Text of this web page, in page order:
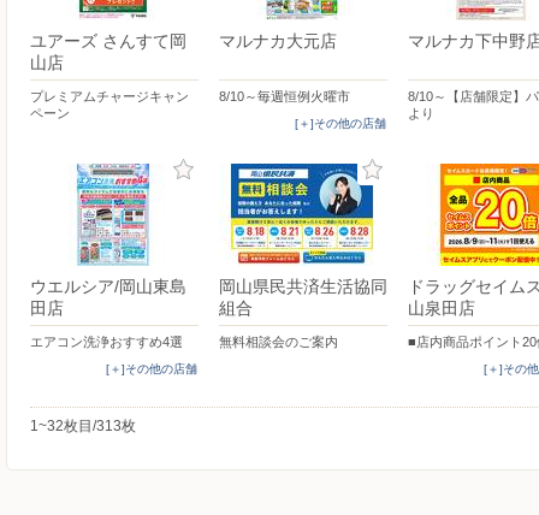
ユアーズ さんすて岡
山店
プレミアムチャージキャン
ペーン
マルナカ大元店
8/10～毎週恒例火曜市
[＋]その他の店舗
マルナカ下中野
8/10～【店舗限定】
より
ウエルシア/岡山東島
田店
エアコン洗浄おすすめ4選
[＋]その他の店舗
岡山県民共済生活協同
組合
無料相談会のご案内
ドラッグセイ
山泉田店
■店内商品ポイント20
[＋]その
1~32枚目/313枚